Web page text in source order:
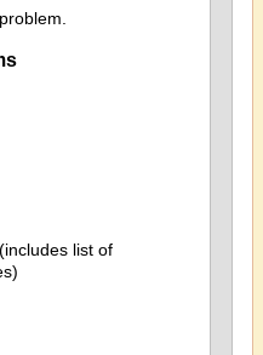
list of